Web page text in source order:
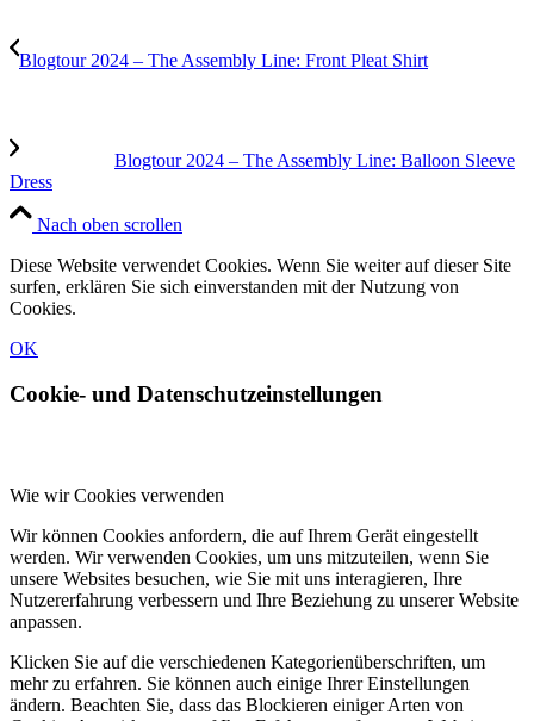
Blogtour 2024 – The Assembly Line: Front Pleat Shirt
Blogtour 2024 – The Assembly Line: Balloon Sleeve
Dress
Nach oben scrollen
Diese Website verwendet Cookies. Wenn Sie weiter auf dieser Site
surfen, erklären Sie sich einverstanden mit der Nutzung von
Cookies.
OK
Cookie- und Datenschutzeinstellungen
Wie wir Cookies verwenden
Wir können Cookies anfordern, die auf Ihrem Gerät eingestellt
werden. Wir verwenden Cookies, um uns mitzuteilen, wenn Sie
unsere Websites besuchen, wie Sie mit uns interagieren, Ihre
Nutzererfahrung verbessern und Ihre Beziehung zu unserer Website
anpassen.
Klicken Sie auf die verschiedenen Kategorienüberschriften, um
mehr zu erfahren. Sie können auch einige Ihrer Einstellungen
ändern. Beachten Sie, dass das Blockieren einiger Arten von